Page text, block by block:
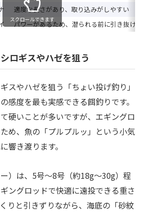
適度な長さがあり、取り込みがしやすい
パワーがあるため、潜られる前に引き抜ける
スクロールできます
ロギスやハゼを狙う
スやハゼを狙う「ちょい投げ釣り」
感度を最も実感できる餌釣りです。
硬いことが多いですが、エギングロ
め、魚の「プルプルッ」という小気
響き渡ります。
）は、5号〜8号（約18g〜30g）程
ングロッドで快適に遠投できる重さ
りと引きずりながら、海底の「砂紋